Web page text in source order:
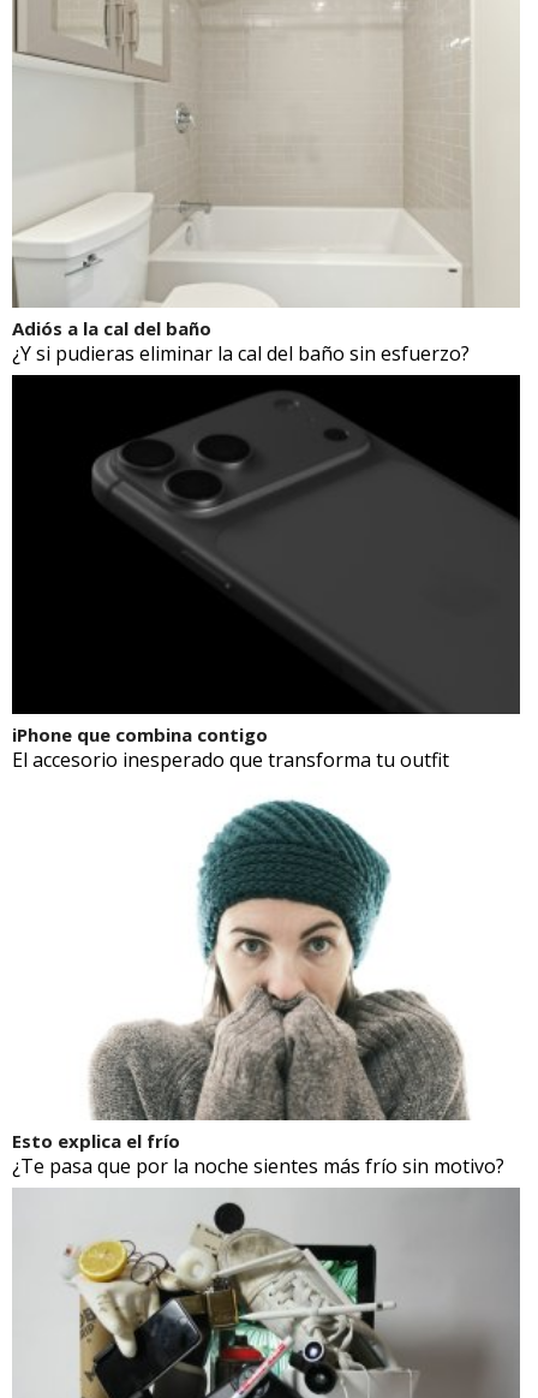
Adiós a la cal del baño
¿Y si pudieras eliminar la cal del baño sin esfuerzo?
iPhone que combina contigo
El accesorio inesperado que transforma tu outfit
Esto explica el frío
¿Te pasa que por la noche sientes más frío sin motivo?